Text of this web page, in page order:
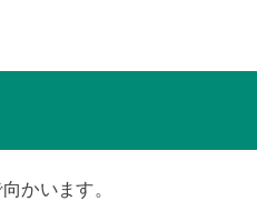
かいます。